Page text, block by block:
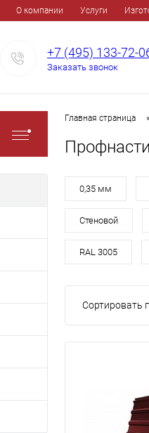
О компании Услуги
+7 (495) 133-72-
Заказать звонок
Главная страница
0,35 мм
Стеновой
RAL 3005
Сортировать